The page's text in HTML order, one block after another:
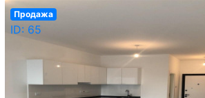
Продажа
ID: 65